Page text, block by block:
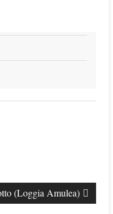
(Loggia Amulea)